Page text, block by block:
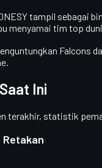
tampil sebagai
menyamai tim top
Falcons
Ini
terakhir, statistik